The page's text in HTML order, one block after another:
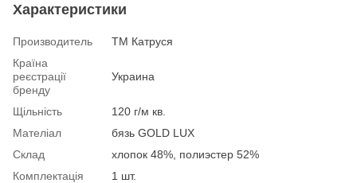
Характеристики
Производитель
ТМ Катруся
Країна
реєстрації
бренду
Украина
Щільність
120 г/м кв.
Мателіал
бязь GOLD LUX
Склад
хлопок 48%, полиэстер 52%
Комплектація
1 шт.